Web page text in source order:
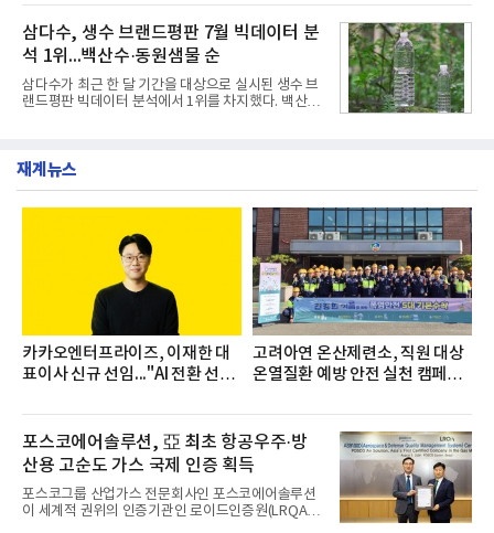
반에 전파하는 역할
인은 장마와 폭염, 여름휴가 등으로 헌혈 참여가 줄어
드는 시기에 안정적 혈액 수급에 기여하고 생명나눔
문화를 확산하기 위해 마련됐다.캠페인은 종근당 천
안공장을 시작으로 ▲효종연구소 ▲종근당바이오 안
산공장 ▲경보제약 아산본사 ▲종근당건강 당진공장
▲종근당 본사 등 전국 6개 사업장에서 릴레이 방식
으로 이어졌다.캠페인 기간에는 임직원의 참여를 독
증을 한국백혈병
삼다수, 생수 브랜드평판 7월 빅데이터 분
석 1위...백산수·동원샘물 순
삼다수가 최근 한 달 기간을 대상으로 실시된 생수 브
랜드평판 빅데이터 분석에서 1위를 차지했다. 백산수
까지 수집된 소비자 빅데이터 3,702,555건을 분석한
터는 지난 4월(3,435,836건) 대비 7.76% 증가한 수
치다.연구소에 따르면 7월 생수 브랜드평판 순위는 삼
다수, 백산수, 동원샘물, 스파클, 아이시스, 에비앙,
몽베스트, 크리스탈, 풀무원샘물, 평창수, 지리산수,
재계뉴스
카카오엔터프라이즈, 이재한 대
표이사 신규 선임..."AI 전환 선
고려아연 온산제련소, 직원 대상
온열질환 예방 안전 실천 캠페인
포스코에어솔루션, 亞 최초 항공우주·방
산용 고순도 가스 국제 인증 획득
포스코그룹 산업가스 전문회사인 포스코에어솔루션
이 세계적 권위의 인증기관인 로이드인증원(LRQA)